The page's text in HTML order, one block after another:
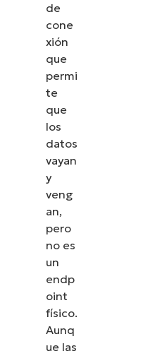
de
cone
xión
que
permi
te
que
los
datos
vayan
y
veng
an,
pero
no es
un
endp
oint
físico.
Aunq
ue las